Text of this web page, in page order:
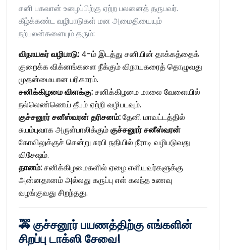
சனி பகவான் உழைப்பிற்கு ஏற்ற பலனைத் தருபவர்.
கீழ்க்கண்ட வழிபாடுகள் மன அமைதியையும்
நற்பலன்களையும் தரும்:
விநாயகர் வழிபாடு: 4-ம் இடத்து சனியின் தாக்கத்தைக்
குறைக்க விக்னங்களை நீக்கும் விநாயகரைத் தொழுவது
முதன்மையான பரிகாரம்.
சனிக்கிழமை விளக்கு:சனிக்கிழமை மாலை வேளையில்
நல்லெண்ணெய் தீபம் ஏற்றி வழிபடவும்.
குச்சனூர் சனீஸ்வரன் தரிசனம்:தேனி மாவட்டத்தில்
சுயம்புவாக அருள்பாலிக்கும்குச்சனூர் சனீஸ்வரன்
கோவிலுக்குச் சென்று சுரபி நதியில் நீராடி வழிபடுவது
விசேஷம்.
தானம்:சனிக்கிழமைகளில் ஏழை எளியவர்களுக்கு
அன்னதானம் அல்லது கருப்பு எள் கலந்த உணவு
வழங்குவது சிறந்தது.
🚕 குச்சனூர் பயணத்திற்கு எங்களின்
சிறப்பு டாக்ஸி சேவை!